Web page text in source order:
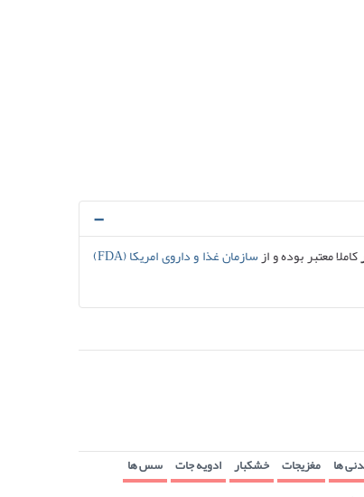
کاملا معتبر بوده و ازسازمان غذا و داروی امریکا (FDA)
ها مغزیجات خشکبار ادویه جات سس ها